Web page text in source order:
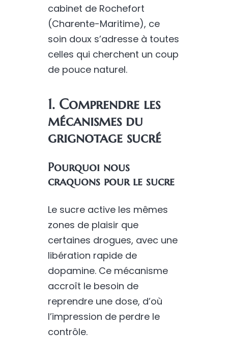
cabinet de Rochefort
(Charente-Maritime), ce
soin doux s’adresse à toutes
celles qui cherchent un coup
de pouce naturel.
1. Comprendre les
mécanismes du
grignotage sucré
Pourquoi nous
craquons pour le sucre
Le sucre active les mêmes
zones de plaisir que
certaines drogues, avec une
libération rapide de
dopamine. Ce mécanisme
accroît le besoin de
reprendre une dose, d’où
l’impression de perdre le
contrôle.